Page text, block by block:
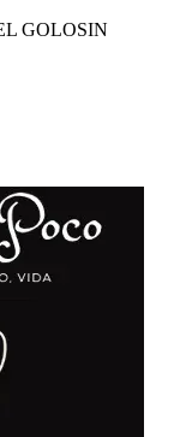
GOLOSIN